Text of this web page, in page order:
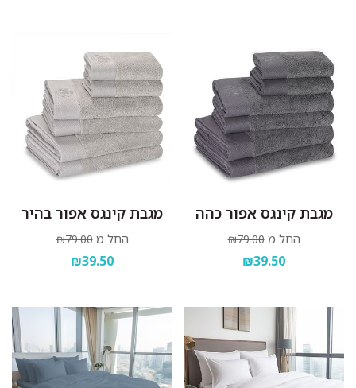
מגבת קינגס אפור כהה
החל מ ₪79.00
₪39.50
מגבת קינגס אפור בהיר
החל מ ₪79.00
₪39.50